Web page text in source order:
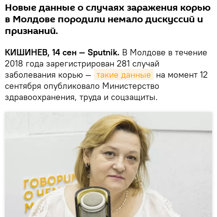
Новые данные о случаях заражения корью
в Молдове породили немало дискуссий и
признаний.
КИШИНЕВ, 14 сен — Sputnik. В Молдове в течение
2018 года зарегистрирован 281 случай
заболевания корью — такие данные на момент 12
сентября опубликовало Министерство
здравоохранения, труда и соцзащиты.